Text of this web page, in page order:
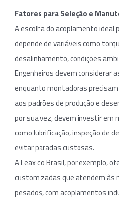
Fatores para Seleção e
A escolha do acoplamento ideal
depende de variáveis como
desalinhamento, condições
Engenheiros devem considerar
enquanto montadoras
aos padrões de produção e
por sua vez, devem investir em
como lubrificação, inspeção de
evitar paradas custosas.
A Leax do Brasil, por exemplo,
customizadas que atendem às
pesados, com acoplamentos